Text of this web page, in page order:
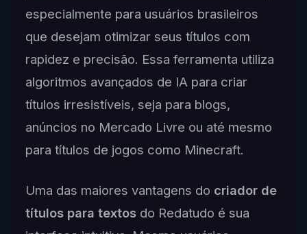
especialmente para usuários brasileiros
que desejam otimizar seus títulos com
rapidez e precisão. Essa ferramenta utiliza
algoritmos avançados de IA para criar
títulos irresistíveis, seja para blogs,
anúncios no Mercado Livre ou até mesmo
para títulos de jogos como Minecraft.
Uma das maiores vantagens do criador de
títulos para textosdo Redatudo é sua